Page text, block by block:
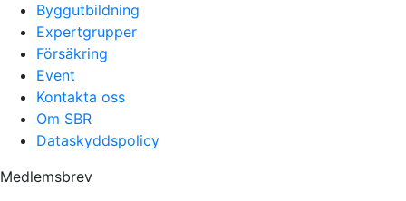
Byggutbildning
Expertgrupper
Försäkring
Event
Kontakta oss
Om SBR
Dataskyddspolicy
Medlemsbrev